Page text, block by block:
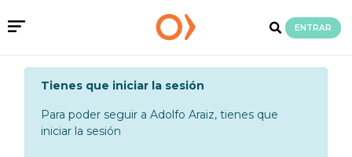
ENTRAR
Tienes que iniciar la sesión
Para poder seguir a Adolfo Araiz, tienes que
iniciar la sesión